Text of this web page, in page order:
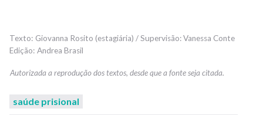
Giovanna Rosito (estagiária) / Supervisão: Vanessa Conte
Andrea Brasil
saúde prisional